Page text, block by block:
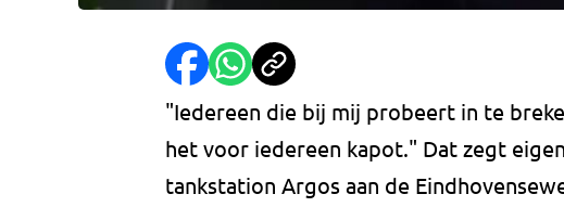
"Iedereen die bij mij probeert in te
het voor iedereen kapot." Dat zegt
tankstation Argos aan de